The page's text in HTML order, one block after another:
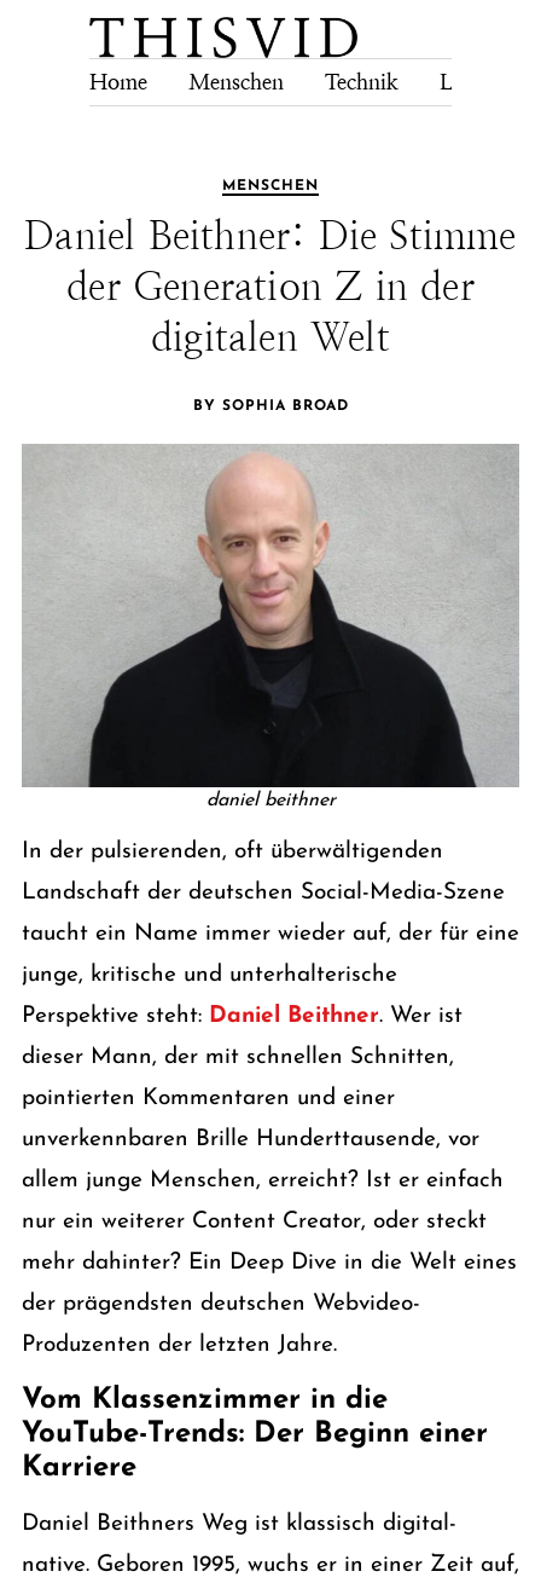
Home Menschen Technik Lebensstil
MENSCHEN
Daniel Beithner: Die Stimme
der Generation Z in der
digitalen Welt
BY SOPHIA BROAD
daniel beithner
In der pulsierenden, oft überwältigenden
Landschaft der deutschen Social-Media-Szene
taucht ein Name immer wieder auf, der für eine
junge, kritische und unterhalterische
Perspektive steht: Daniel Beithner. Wer ist
dieser Mann, der mit schnellen Schnitten,
pointierten Kommentaren und einer
unverkennbaren Brille Hunderttausende, vor
allem junge Menschen, erreicht? Ist er einfach
nur ein weiterer Content Creator, oder steckt
mehr dahinter? Ein Deep Dive in die Welt eines
der prägendsten deutschen Webvideo-
Produzenten der letzten Jahre.
Vom Klassenzimmer in die
YouTube-Trends: Der Beginn einer
Karriere
Daniel Beithners Weg ist klassisch digital-
native. Geboren 1995, wuchs er in einer Zeit auf,